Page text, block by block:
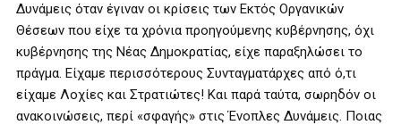
Δυνάμεις όταν έγιναν οι κρίσεις των Εκτός Οργανικών
Θέσεων που είχε τα χρόνια προηγούμενης κυβέρνησης, όχι
κυβέρνησης της Νέας Δημοκρατίας, είχε παραξηλώσει το
πράγμα. Είχαμε περισσότερους Συνταγματάρχες από ό,τι
είχαμε Λοχίες και Στρατιώτες! Και παρά ταύτα, σωρηδόν οι
ανακοινώσεις, περί «σφαγής» στις Ένοπλες Δυνάμεις. Ποιας